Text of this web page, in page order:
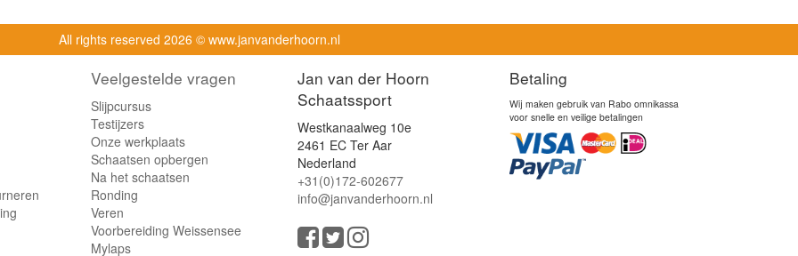
All rights reserved 2026 © www.janvanderhoorn.nl
Veelgestelde vragen
Slijpcursus
Testijzers
Onze werkplaats
Schaatsen opbergen
Na het schaatsen
Ronding
Veren
Voorbereiding Weissensee
Mylaps
Jan van der Hoorn
Schaatssport
Westkanaalweg 10e
2461 EC Ter Aar
Nederland
+31(0)172-602677
info@janvanderhoorn.nl
Betaling
Wij maken gebruik van Rabo omnikassa
voor snelle en veilige betalingen